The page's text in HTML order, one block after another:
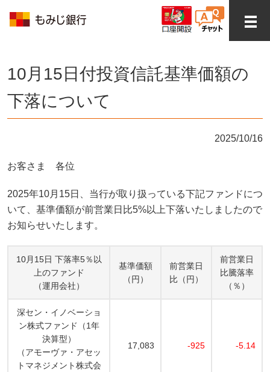
10月15日付投資信託基準価額の
下落について
2025/10/16
お客さま 各位
2025年10月15日、当行が取り扱っている下記ファンドにつ
いて、基準価額が前営業日比5%以上下落いたしましたので
お知らせいたします。
10月15日 下落率5％以
上のファンド
（運用会社）
基準価額
（円）
前営業日
比（円）
前営業日
比騰落率
（％）
深セン・イノベーショ
ン株式ファンド（1年
決算型）
（アモーヴァ・アセッ
トマネジメント株式会
17,083 -925 -5.14